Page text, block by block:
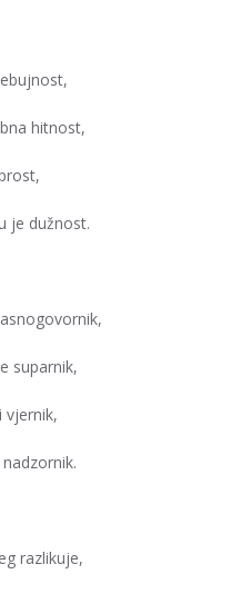
hitnost,
je dužnost.
suparnik,
vjernik,
razlikuje,